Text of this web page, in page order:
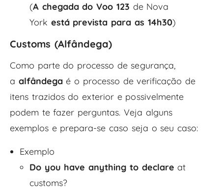
(A chegada do Voo 123 de Nova
York está prevista para as 14h30)
Customs (Alfândega)
Como parte do processo de segurança,
a alfândegaé o processo de verificação de
itens trazidos do exterior e possivelmente
podem te fazer perguntas. Veja alguns
exemplos e prepara-se caso seja o seu caso:
Exemplo
Do you have anything to declare at
customs?